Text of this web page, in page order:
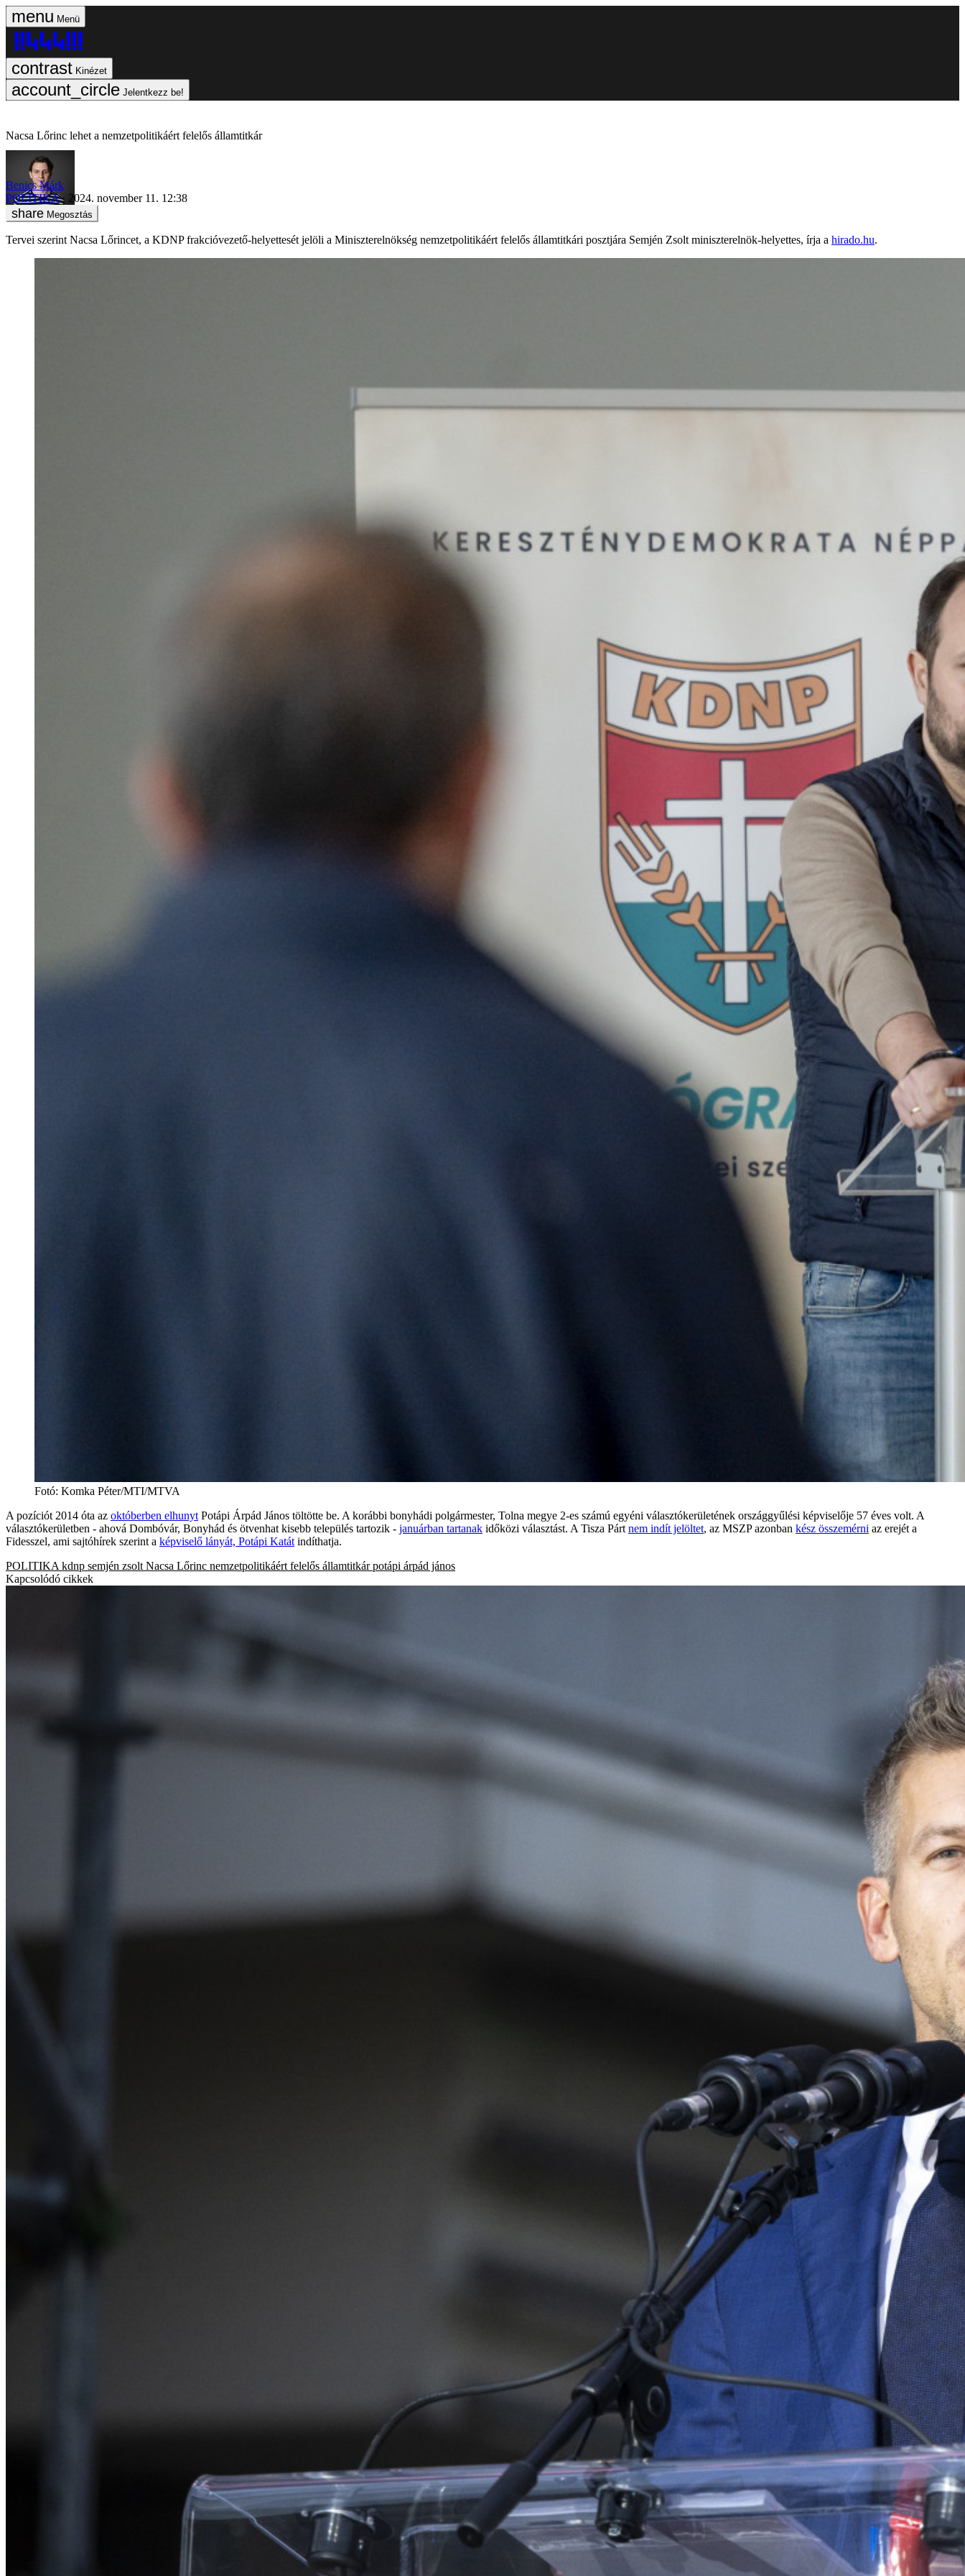
Menü
Kinézet
Jelentkezz be!
Nacsa Lőrinc lehet a nemzetpolitikáért felelős államtitkár
Benics Márk
POLITIKA
2024. november 11. 12:38
Megosztás
Tervei szerint Nacsa Lőrincet, a KDNP frakcióvezető-helyettesét jelöli a Miniszterelnökség nemzetpolitikáért felelős államtitkári posztjára Semjén Zsolt miniszterelnök-helyettes, írja a hirado.hu.
Fotó: Komka Péter/MTI/MTVA
A pozíciót 2014 óta az októberben elhunyt Potápi Árpád János töltötte be. A korábbi bonyhádi polgármester, Tolna megye 2-es számú egyéni választókerületének országgyűlési képviselője 57 éves volt. A
választókerületben - ahová Dombóvár, Bonyhád és ötvenhat kisebb település tartozik - januárban tartanak időközi választást. A Tisza Párt nem indít jelöltet, az MSZP azonban kész összemérni az erejét a
Fidesszel, ami sajtóhírek szerint a képviselő lányát, Potápi Katát indíthatja.
POLITIKA kdnp semjén zsolt Nacsa Lőrinc nemzetpolitikáért felelős államtitkár potápi árpád jános
Kapcsolódó cikkek